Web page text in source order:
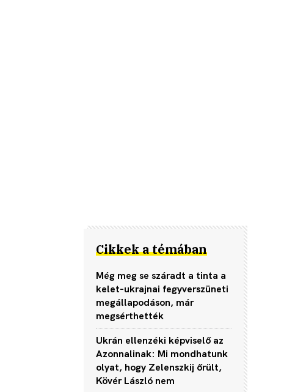
Cikkek a témában
Még meg se száradt a tinta a
kelet-ukrajnai fegyverszüneti
megállapodáson, már
megsérthették
Ukrán ellenzéki képviselő az
Azonnalinak: Mi mondhatunk
olyat, hogy Zelenszkij őrült,
Kövér László nem